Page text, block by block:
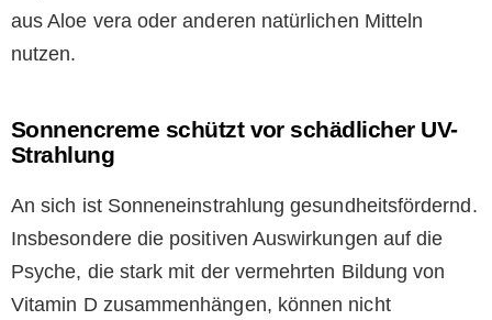
aus Aloe vera oder anderen natürlichen Mitteln
nutzen.
Sonnencreme schützt vor schädlicher UV-
Strahlung
An sich ist Sonneneinstrahlung gesundheitsfördernd.
Insbesondere die positiven Auswirkungen auf die
Psyche, die stark mit der vermehrten Bildung von
Vitamin D zusammenhängen, können nicht